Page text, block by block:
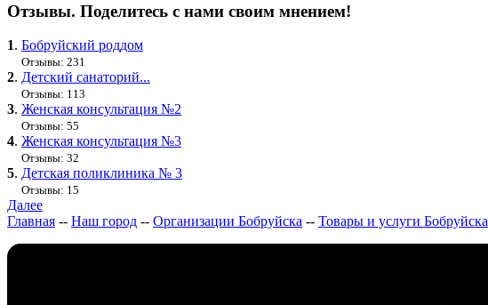
Отзывы. Поделитесь с нами своим мнением!
1. Бобруйский роддом
Отзывы: 231
2. Детский санаторий...
Отзывы: 113
3. Женская консультация №2
Отзывы: 55
4. Женская консультация №3
Отзывы: 32
5. Детская поликлиника № 3
Отзывы: 15
Далее
Главная -- Наш город -- Организации Бобруйска -- Товары и услуги Бобруйска